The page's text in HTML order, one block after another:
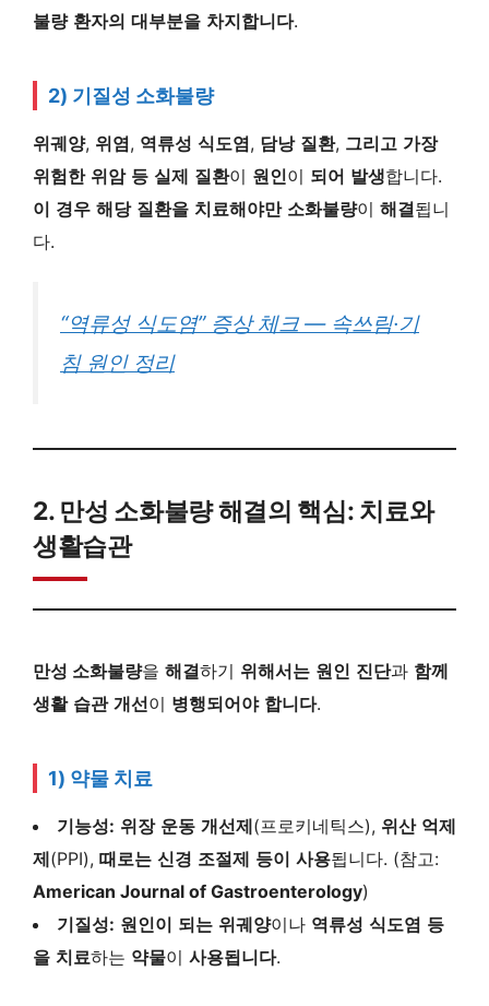
불량 환자의 대부분을 차지합니다.
2) 기질성 소화불량
위궤양, 위염, 역류성 식도염, 담낭 질환, 그리고 가장
위험한 위암 등 실제 질환이 원인이 되어 발생합니다.
이 경우 해당 질환을 치료해야만 소화불량이 해결됩니
다.
“역류성 식도염” 증상 체크 — 속쓰림·기
침 원인 정리
2. 만성 소화불량 해결의 핵심: 치료와
생활습관
만성 소화불량을 해결하기 위해서는 원인 진단과 함께
생활 습관 개선이 병행되어야 합니다.
1) 약물 치료
기능성: 위장 운동 개선제(프로키네틱스), 위산 억제
제(PPI), 때로는 신경 조절제 등이 사용됩니다. (참고:
American Journal of Gastroenterology)
기질성: 원인이 되는 위궤양이나 역류성 식도염 등
을 치료하는 약물이 사용됩니다.